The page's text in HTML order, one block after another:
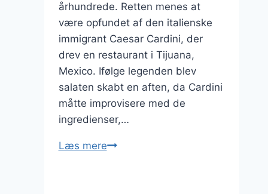
århundrede. Retten menes at
være opfundet af den italienske
immigrant Caesar Cardini, der
drev en restaurant i Tijuana,
Mexico. Ifølge legenden blev
salaten skabt en aften, da Cardini
måtte improvisere med de
ingredienser,…
Læs mereCæsarsalat